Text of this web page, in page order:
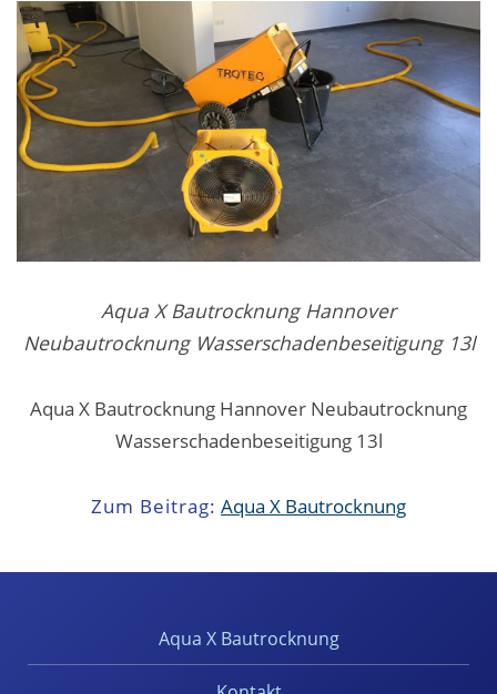
Geräteverleih
Kontakt
Navigation schließen
Aqua X Bautrocknung Hannover
Neubautrocknung Wasserschadenbeseitigung 13l
Aqua X Bautrocknung Hannover Neubautrocknung
Wasserschadenbeseitigung 13l
Zum Beitrag: Aqua X Bautrocknung
Aqua X Bautrocknung